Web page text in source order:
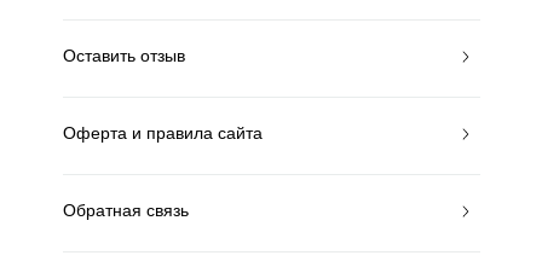
Оставить отзыв
Оферта и правила сайта
Обратная связь